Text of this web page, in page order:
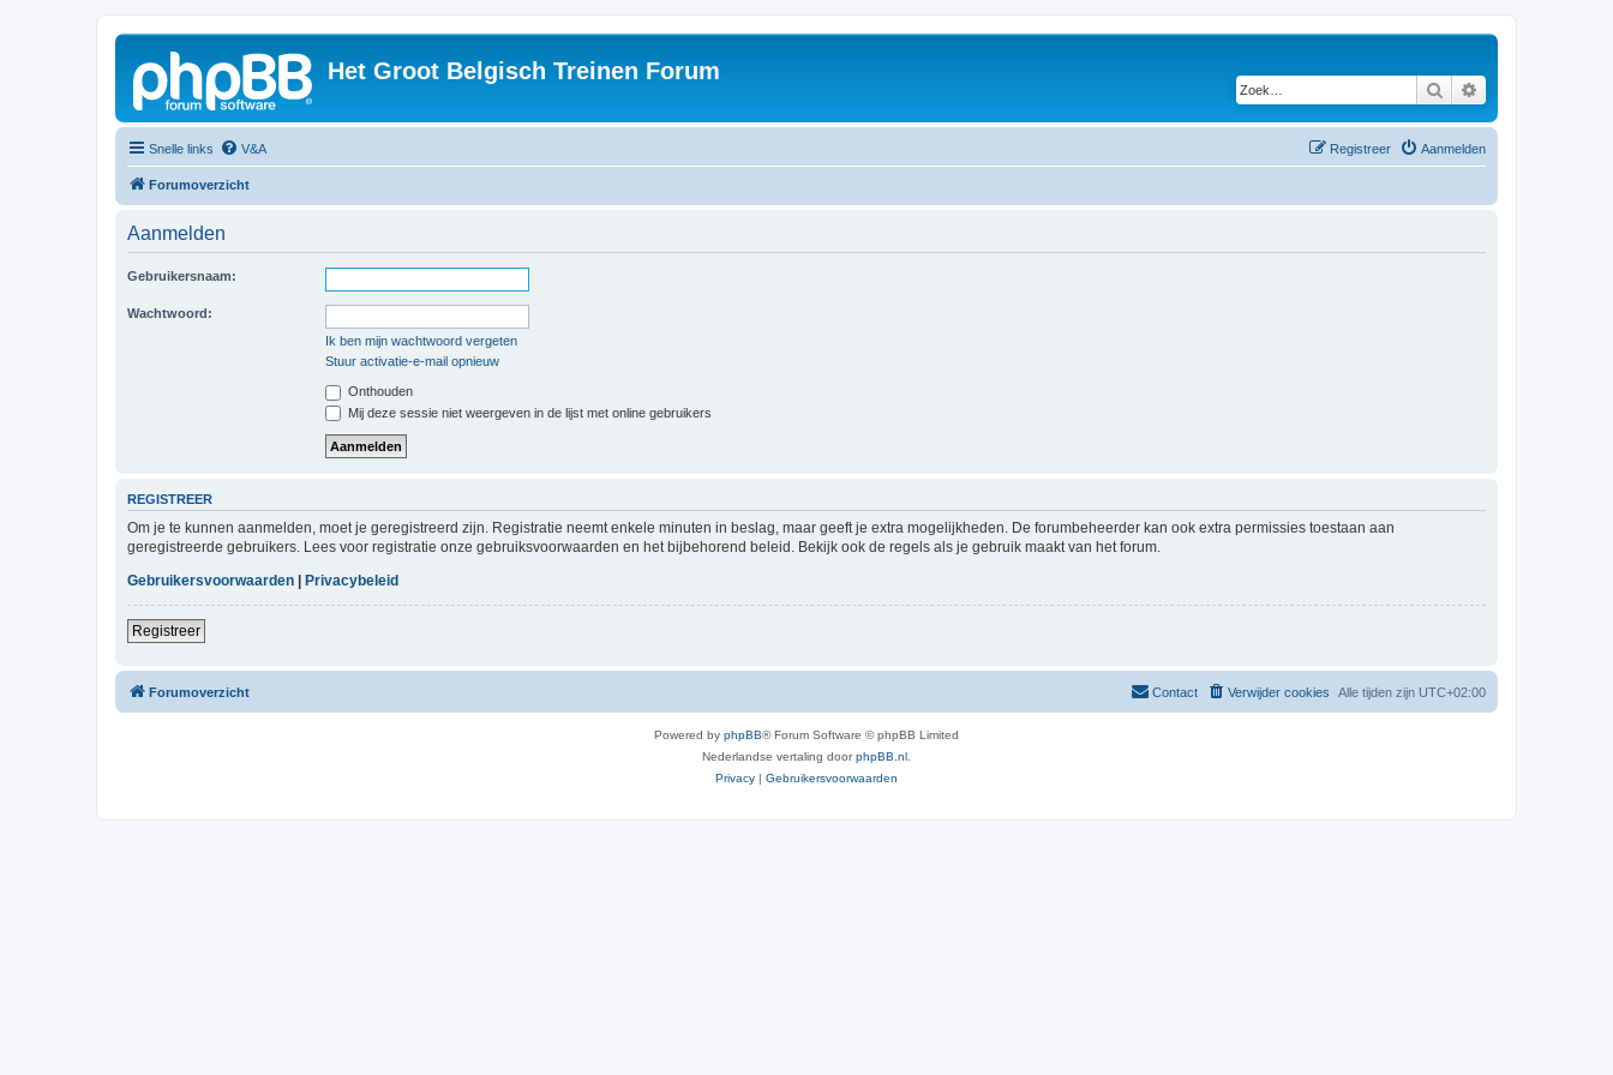
Het Groot Belgisch Treinen Forum
Zoek
Snelle links V&A Aanmelden
Registreer
Forumoverzicht
Aanmelden
Gebruikersnaam:
Wachtwoord:
Ik ben mijn wachtwoord vergeten
Stuur activatie-e-mail opnieuw
Onthouden
Mij deze sessie niet weergeven in de lijst met online gebruikers
REGISTREER
Om je te kunnen aanmelden, moet je geregistreerd zijn. Registratie neemt enkele minuten in beslag, maar geeft je extra mogelijkheden. De forumbeheerder kan ook extra permissies toestaan aan
geregistreerde gebruikers. Lees voor registratie onze gebruiksvoorwaarden en het bijbehorend beleid. Bekijk ook de regels als je gebruik maakt van het forum.
Gebruikersvoorwaarden | Privacybeleid
Registreer
Forumoverzicht Alle tijden zijn UTC+02:00
Verwijder cookies
Contact
Powered by phpBB® Forum Software © phpBB Limited
Nederlandse vertaling doorphpBB.nl
Privacy | Gebruikersvoorwaarden